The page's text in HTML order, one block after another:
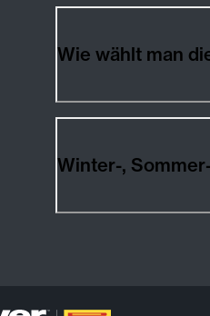
Wie wählt man
Winter-,